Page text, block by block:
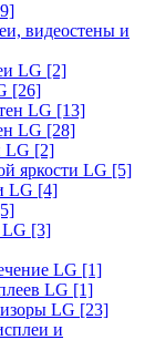
видеостены и
LG [2]
[26]
LG [13]
LG [28]
LG [2]
яркости LG [5]
LG [4]
[3]
LG [1]
LG [1]
LG [23]
и